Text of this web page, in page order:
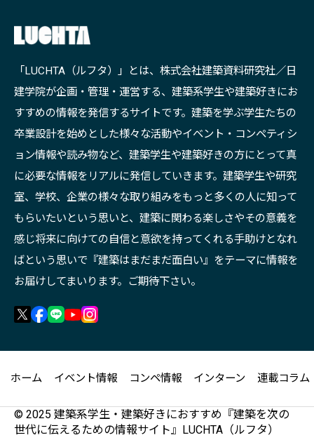
「LUCHTA（ルフタ）」とは、株式会社建築資料研究社／日
建学院が企画・管理・運営する、建築系学生や建築好きにお
すすめの情報を発信するサイトです。建築を学ぶ学生たちの
卒業設計を始めとした様々な活動やイベント・コンペティシ
ョン情報や読み物など、建築学生や建築好きの方にとって真
に必要な情報をリアルに発信していきます。建築学生や研究
室、学校、企業の様々な取り組みをもっと多くの人に知って
もらいたいという思いと、建築に関わる楽しさやその意義を
感じ将来に向けての自信と意欲を持ってくれる手助けとなれ
ばという思いで『建築はまだまだ面白い』をテーマに情報を
お届けしてまいります。ご期待下さい。
ホーム イベント情報 コンペ情報 インターン 連載コラム
© 2025 建築系学生・建築好きにおすすめ『建築を次の
世代に伝えるための情報サイト』LUCHTA（ルフタ）